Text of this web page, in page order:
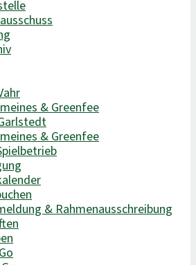
& Greenfee
& Greenfee
& Rahmenausschreibung